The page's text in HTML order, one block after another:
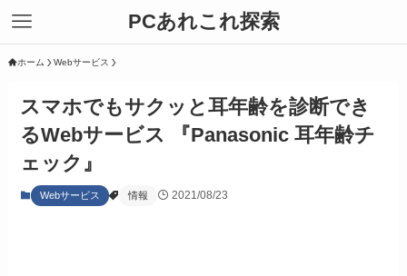
PCあれこれ探索
ホーム Webサービス
スマホでもサクッと耳年齢を診断でき
るWebサービス 『Panasonic 耳年齢チ
ェック』
Webサービス 情報 2021/08/23